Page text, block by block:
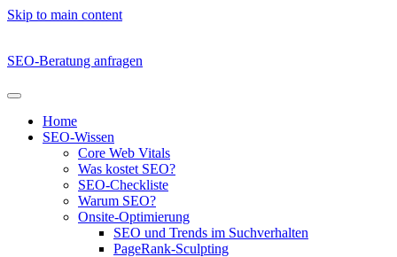
Skip to main content
SEO-Beratung anfragen
Home
SEO-Wissen
Core Web Vitals
Was kostet SEO?
SEO-Checkliste
Warum SEO?
Onsite-Optimierung
SEO und Trends im Suchverhalten
PageRank-Sculpting